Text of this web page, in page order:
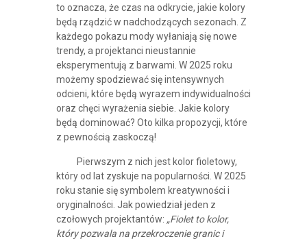
to oznacza, że czas na odkrycie, jakie kolory
będą rządzić w nadchodzących sezonach. Z
każdego pokazu mody wyłaniają się nowe
trendy, a projektanci nieustannie
eksperymentują z barwami. W 2025 roku
możemy spodziewać się intensywnych
odcieni, które będą wyrazem indywidualności
oraz chęci wyrażenia siebie. Jakie kolory
będą dominować? Oto kilka propozycji, które
z pewnością zaskoczą!
Pierwszym z nich jest kolor fioletowy,
który od lat zyskuje na popularności. W 2025
roku stanie się symbolem kreatywności i
oryginalności. Jak powiedział jeden z
czołowych projektantów: „Fiolet to kolor,
który pozwala na przekroczenie granic i